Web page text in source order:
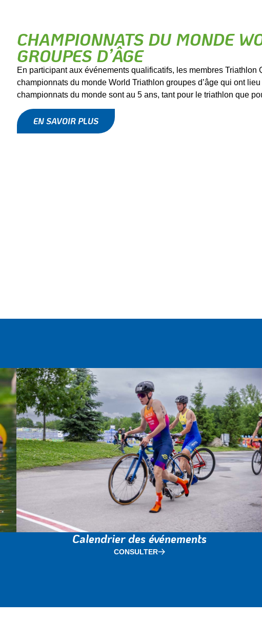
CHAMPIONNATS DU MONDE
GROUPES D’ÂGE
En participant aux événements qualificatifs, les membres Triathlon
championnats du monde World Triathlon groupes d’âge qui ont
championnats du monde sont au 5 ans, tant pour le triathlon que
EN SAVOIR PLUS
Calendrier des événements
CONSULTER